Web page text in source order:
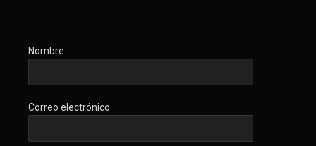
Nombre
Correo electrónico